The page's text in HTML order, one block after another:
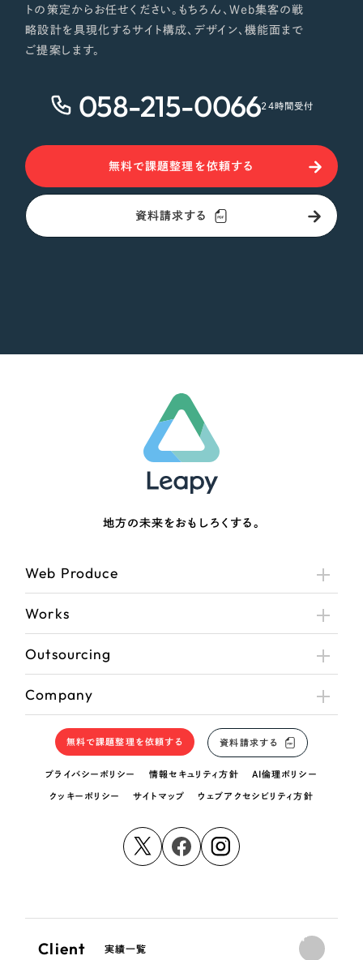
トの策定からお任せください。もちろん、Web集客の戦
略設計を具現化するサイト構成、デザイン、機能面まで
ご提案します。
058-215-006624時間受付
無料で課題整理を依頼する
資料請求する
地方の未来をおもしろくする。
Web Produce
Works
Outsourcing
Company
無料で課題整理を依頼する 資料請求する
プライバシーポリシー 情報セキュリティ方針 AI倫理ポリシー
クッキーポリシー サイトマップ ウェブアクセシビリティ方針
Client 実績一覧